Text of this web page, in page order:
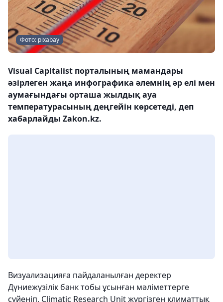
Фото: pixabay
Visual Capitalist порталының мамандары
әзірлеген жаңа инфографика әлемнің әр елі мен
аумағындағы орташа жылдық ауа
температурасының деңгейін көрсетеді, деп
хабарлайды Zakon.kz.
Визуализацияға пайдаланылған деректер
Дүниежүзілік банк тобы ұсынған мәліметтерге
сүйеніп, Climatic Research Unit жүргізген климаттық